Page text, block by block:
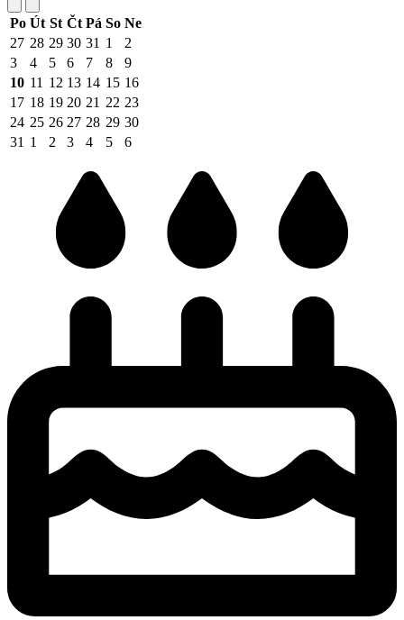
Po Út St Čt Pá So Ne
27 28 29 30 31 1
2
3
4 5 6 7 8
9
10 11 12 13 14 15 16
17 18 19 20 21 22 23
24 25 26 27 28 29 30
31 1 2 3 4 5 6